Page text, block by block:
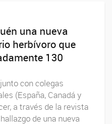
una nueva
herbívoro que
130
con colegas
(España, Canadá y
a través de la revista
de una nueva